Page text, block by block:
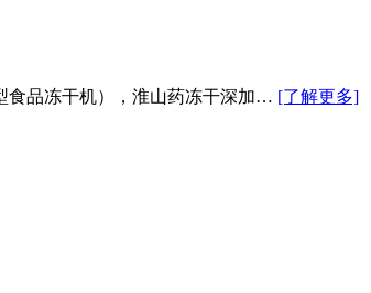
食品冻干机​），淮山药冻干深加… [了解更多]